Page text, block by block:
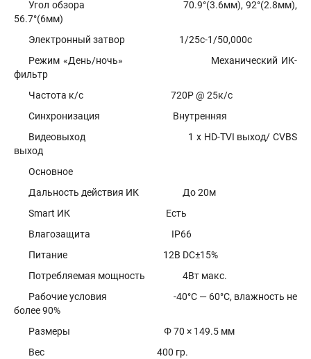
Угол обзора 70.9°(3.6мм), 92°(2.8мм),
56.7°(6мм)
Электронный затвор 1/25с-1/50,000с
Режим «День/ночь» Механический ИК-
фильтр
Частота к/с 720Р @ 25к/с
Синхронизация Внутренняя
Видеовыход 1 x HD-TVI выход/ CVBS
выход
Основное
Дальность действия ИК До 20м
Smart ИК Есть
Влагозащита IP66
Питание 12В DC±15%
Потребляемая мощность 4Вт макс.
Рабочие условия -40°С — 60°С, влажность не
более 90%
Размеры Φ 70 × 149.5 мм
Вес 400 гр.